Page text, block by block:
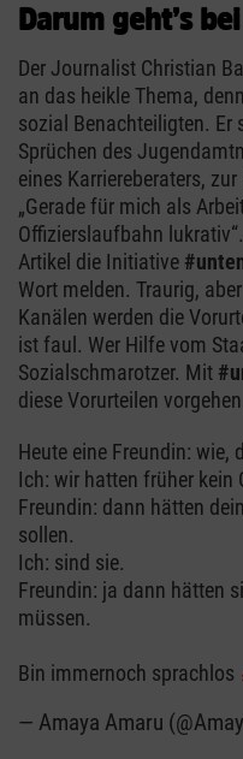
Darum geht’s
Der Journalist Christian
an das heikle Thema,
sozial Benachteiligten. Er
Sprüchen des
eines Karriereberaters,
„Gerade für mich als
Offizierslaufbahn
Artikel die Initiative
Wort melden. Traurig,
Kanälen werden die
ist faul. Wer Hilfe vom
Sozialschmarotzer. Mit
diese Vorurteilen
Heute eine Freundin: wie,
Ich: wir hatten früher kein
Freundin: dann hätten
sollen.
Ich: sind sie.
Freundin: ja dann hätten
müssen.
Bin immernoch sprachlos
— Amaya Amaru